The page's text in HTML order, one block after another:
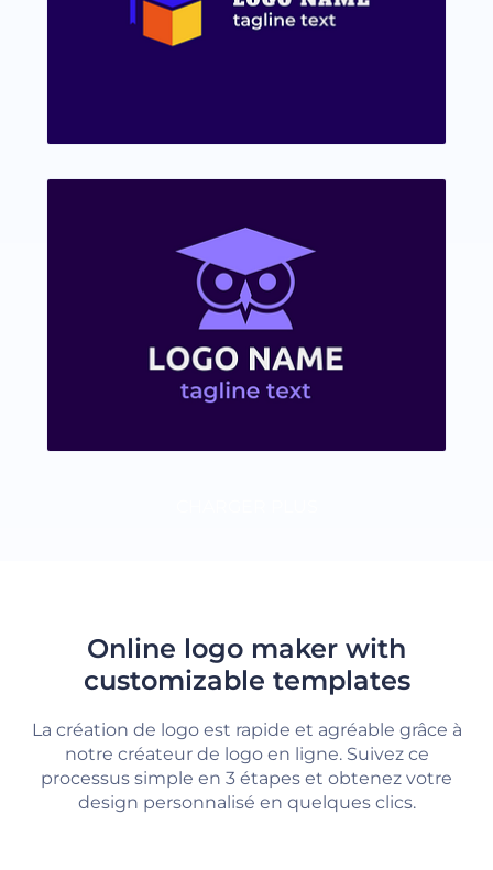
Online logo maker with
customizable templates
La création de logo est rapide et agréable grâce à
notre créateur de logo en ligne. Suivez ce
processus simple en 3 étapes et obtenez votre
design personnalisé en quelques clics.